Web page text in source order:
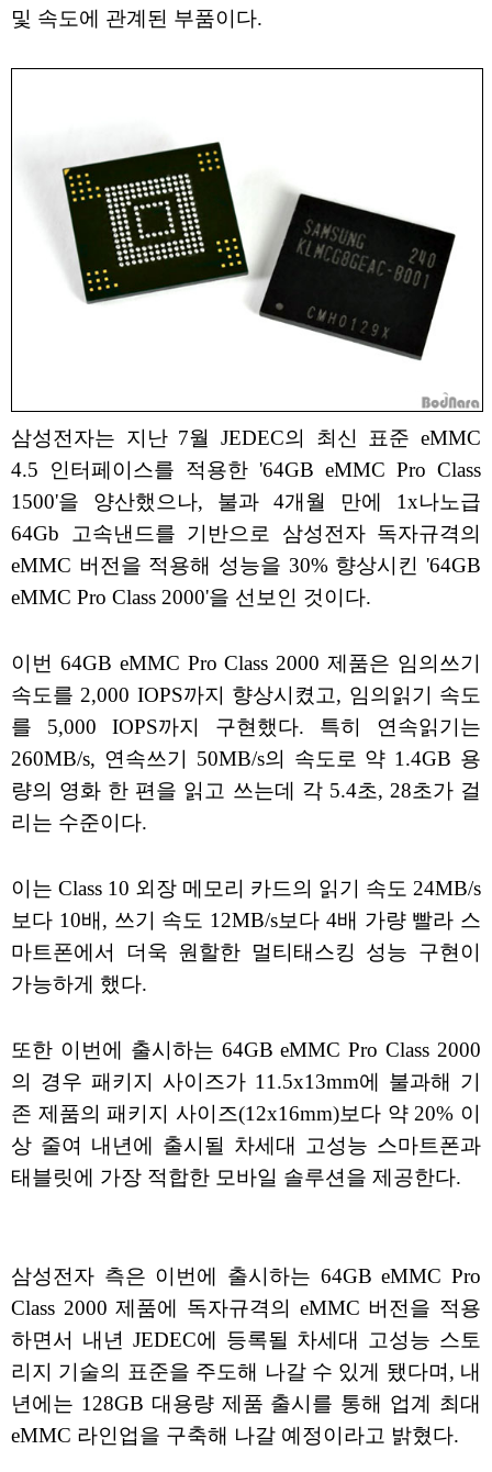
및 속도에 관계된 부품이다.
삼성전자는 지난 7월 JEDEC의 최신 표준 eMMC
4.5 인터페이스를 적용한 '64GB eMMC Pro Class
1500'을 양산했으나, 불과 4개월 만에 1x나노급
64Gb 고속낸드를 기반으로 삼성전자 독자규격의
eMMC 버전을 적용해 성능을 30% 향상시킨 '64GB
eMMC Pro Class 2000'을 선보인 것이다.
이번 64GB eMMC Pro Class 2000 제품은 임의쓰기
속도를 2,000 IOPS까지 향상시켰고, 임의읽기 속도
를 5,000 IOPS까지 구현했다. 특히 연속읽기는
260MB/s, 연속쓰기 50MB/s의 속도로 약 1.4GB 용
량의 영화 한 편을 읽고 쓰는데 각 5.4초, 28초가 걸
리는 수준이다.
이는 Class 10 외장 메모리 카드의 읽기 속도 24MB/s
보다 10배, 쓰기 속도 12MB/s보다 4배 가량 빨라 스
마트폰에서 더욱 원할한 멀티태스킹 성능 구현이
가능하게 했다.
또한 이번에 출시하는 64GB eMMC Pro Class 2000
의 경우 패키지 사이즈가 11.5x13mm에 불과해 기
존 제품의 패키지 사이즈(12x16mm)보다 약 20% 이
상 줄여 내년에 출시될 차세대 고성능 스마트폰과
태블릿에 가장 적합한 모바일 솔루션을 제공한다.
삼성전자 측은 이번에 출시하는 64GB eMMC Pro
Class 2000 제품에 독자규격의 eMMC 버전을 적용
하면서 내년 JEDEC에 등록될 차세대 고성능 스토
리지 기술의 표준을 주도해 나갈 수 있게 됐다며, 내
년에는 128GB 대용량 제품 출시를 통해 업계 최대
eMMC 라인업을 구축해 나갈 예정이라고 밝혔다.